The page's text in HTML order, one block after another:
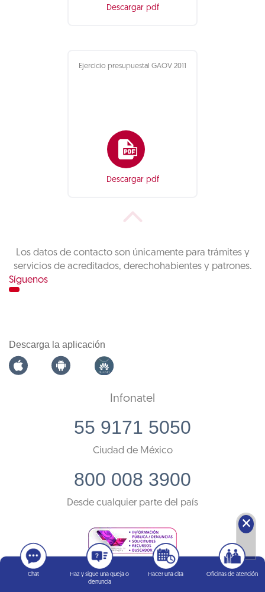
Descargar pdf
Ejercicio presupuestal GAOV 2011
Descargar pdf
Los datos de contacto son únicamente para trámites y
servicios de acreditados, derechohabientes y patrones.
Síguenos
Descarga la aplicación
Infonatel
55 9171 5050
Ciudad de México
800 008 3900
Desde cualquier parte del país
🗙
Chat
Haz y sigue una queja o
denuncia
Hacer una cita Oficinas de atención